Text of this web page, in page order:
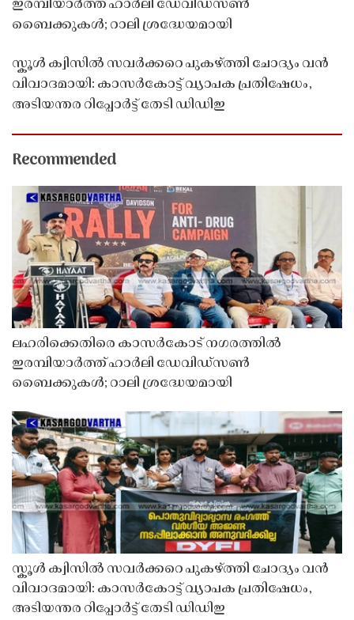
ഇരമ്പിയാർത്ത് ഹാർലി ഡേവിഡ്‌സൺ
ബൈക്കുകൾ; റാലി ശ്രദ്ധേയമായി
സ്കൂൾ ക്വിസിൽ സവർക്കറെ പുകഴ്ത്തി ചോദ്യം വൻ
വിവാദമായി: കാസർകോട്ട് വ്യാപക പ്രതിഷേധം,
അടിയന്തര റിപ്പോർട്ട് തേടി ഡിഡിഇ
Recommended
ലഹരിക്കെതിരെ കാസർകോട് നഗരത്തിൽ
ഇരമ്പിയാർത്ത് ഹാർലി ഡേവിഡ്‌സൺ
ബൈക്കുകൾ; റാലി ശ്രദ്ധേയമായി
സ്കൂൾ ക്വിസിൽ സവർക്കറെ പുകഴ്ത്തി ചോദ്യം വൻ
വിവാദമായി: കാസർകോട്ട് വ്യാപക പ്രതിഷേധം,
അടിയന്തര റിപ്പോർട്ട് തേടി ഡിഡിഇ